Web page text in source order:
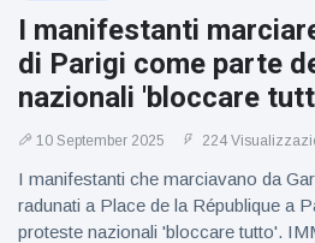
I manifestanti
di Parigi come parte
nazionali 'bloccare
10 September 2025 224
I manifestanti che marciavano da
radunati a Place de la République a
proteste nazionali 'bloccare tutto'.